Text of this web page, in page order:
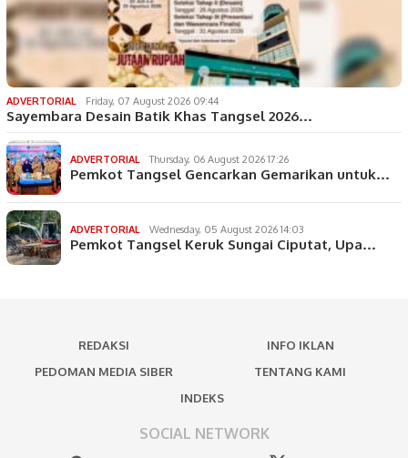
ADVERTORIAL Friday, 07 August 2026 09:44
Sayembara Desain Batik Khas Tangsel 2026…
ADVERTORIAL Thursday, 06 August 2026 17:26
Pemkot Tangsel Gencarkan Gemarikan untuk…
ADVERTORIAL Wednesday, 05 August 2026 14:03
Pemkot Tangsel Keruk Sungai Ciputat, Upa…
REDAKSI
INFO IKLAN
PEDOMAN MEDIA SIBER
TENTANG KAMI
INDEKS
SOCIAL NETWORK